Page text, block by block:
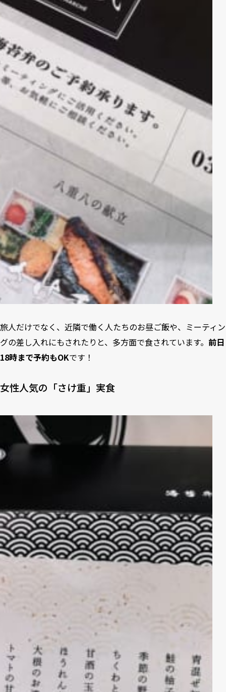
旅人だけでなく、近隣で働く人たちのお昼ご飯や、ミーティン
グの差し入れにもされたりと、多方面で食されています。 前日
18時まで予約もOKです！
女性人気の「さけ重」実食